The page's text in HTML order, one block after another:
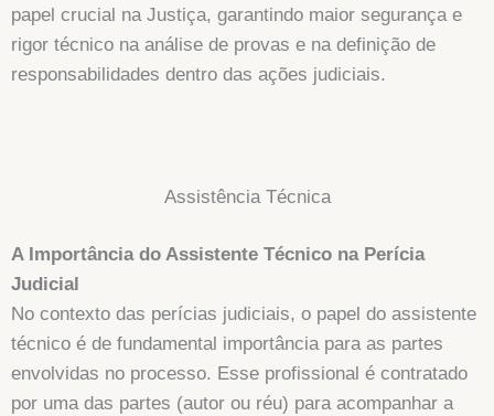
papel crucial na Justiça, garantindo maior segurança e
rigor técnico na análise de provas e na definição de
responsabilidades dentro das ações judiciais.
Assistência Técnica
A Importância do Assistente Técnico na Perícia
Judicial
No contexto das perícias judiciais, o papel do assistente
técnico é de fundamental importância para as partes
envolvidas no processo. Esse profissional é contratado
por uma das partes (autor ou réu) para acompanhar a